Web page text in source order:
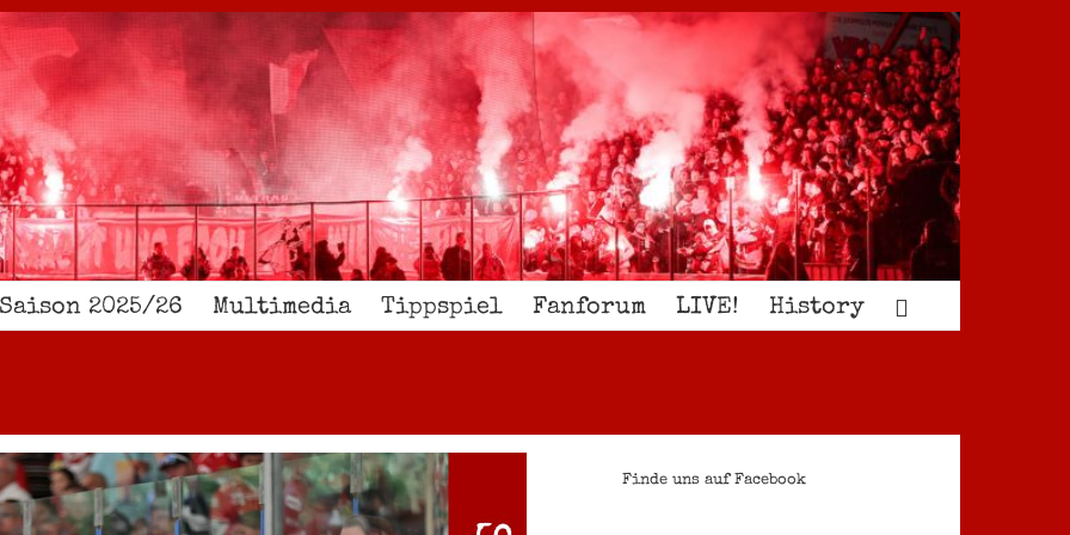
Saison 2025/26 Multimedia Tippspiel Fanforum LIVE! History
Finde uns auf Facebook